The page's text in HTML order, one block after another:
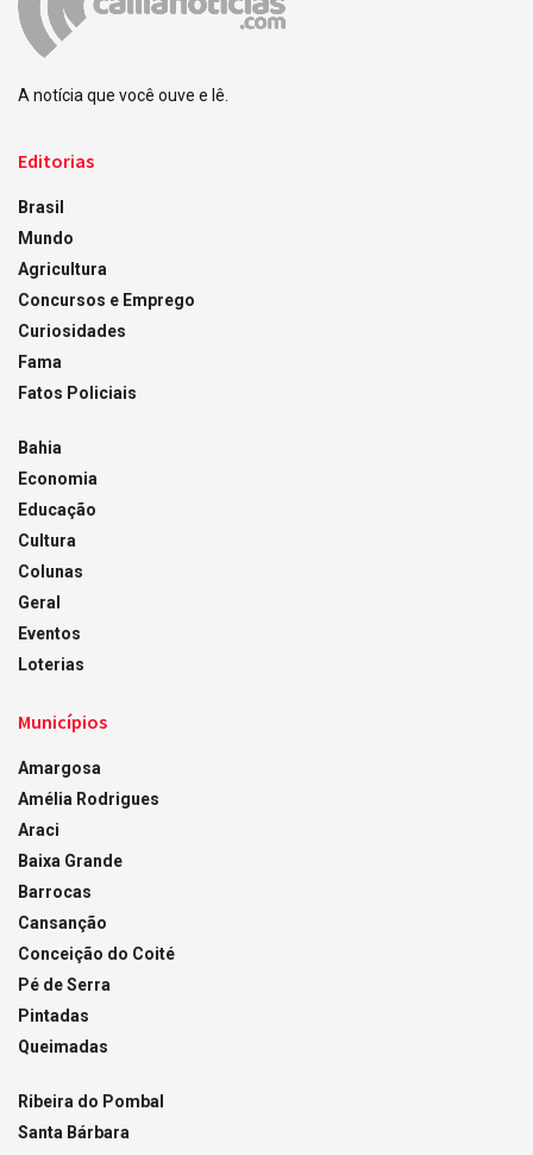
A notícia que você ouve e lê.
Editorias
Brasil
Mundo
Agricultura
Concursos e Emprego
Curiosidades
Fama
Fatos Policiais
Bahia
Economia
Educação
Cultura
Colunas
Geral
Eventos
Loterias
Municípios
Amargosa
Amélia Rodrigues
Araci
Baixa Grande
Barrocas
Cansanção
Conceição do Coité
Pé de Serra
Pintadas
Queimadas
Ribeira do Pombal
Santa Bárbara